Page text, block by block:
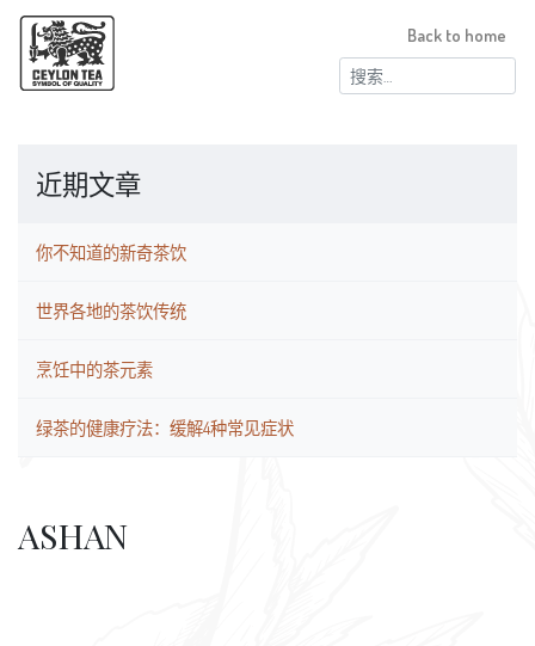
搜
索：
Back to home
近期文章
你不知道的新奇茶饮
世界各地的茶饮传统
烹饪中的茶元素
绿茶的健康疗法：缓解4种常见症状
ASHAN